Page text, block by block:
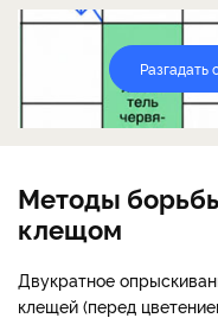
Методы
клещом
Двукратное
клещей (перед